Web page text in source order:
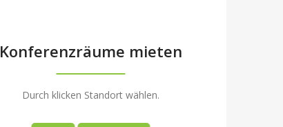
Konferenzräume mieten
Durch klicken Standort wählen.